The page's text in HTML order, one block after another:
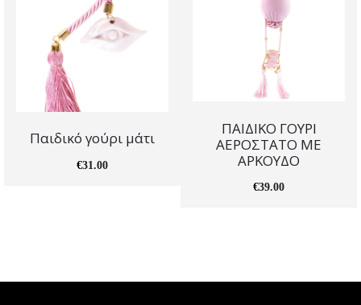
Παιδικό γούρι μάτι
€31.00
ΠΑΙΔΙΚΟ ΓΟΥΡΙ
ΑΕΡΟΣΤΑΤΟ ΜΕ
ΑΡΚΟΥΔΟ
€39.00